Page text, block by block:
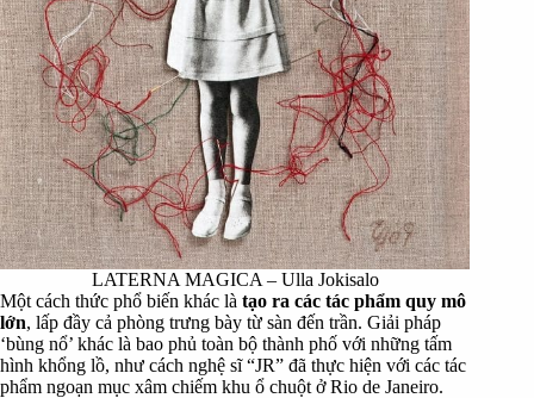
LATERNA MAGICA – Ulla Jokisalo
Một cách thức phổ biến khác là tạo ra các tác phẩm quy mô
lớn, lấp đầy cả phòng trưng bày từ sàn đến trần. Giải pháp
‘bùng nổ’ khác là bao phủ toàn bộ thành phố với những tấm
hình khổng lồ, như cách nghệ sĩ “JR” đã thực hiện với các tác
phẩm ngoạn mục xâm chiếm khu ổ chuột ở Rio de Janeiro.